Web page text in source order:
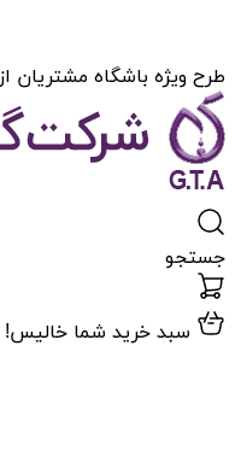
طرح ویژه باشگاه مشتریان از 5 تا 11 درصد بازگشت وجه، بسته به میزان خریدتان.
جستجو
سبد خرید شما خالیس!